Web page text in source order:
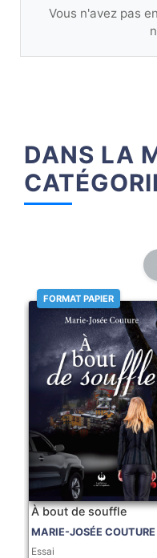
Vous n'avez pas
DANS LA
FORMAT PAPIER
À bout de souffle
MARIE-JOSÉE COUTURE
Essai